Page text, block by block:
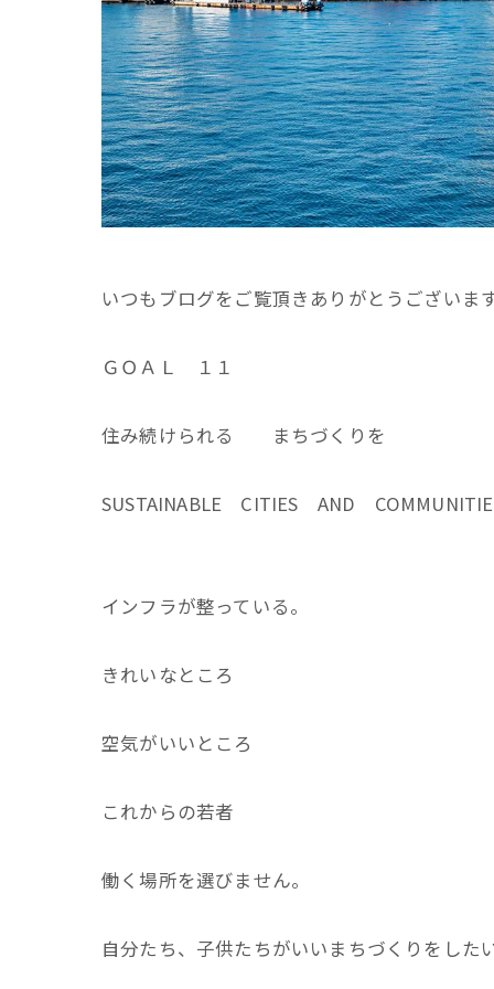
いつもブログをご覧頂きありがとうございま
ＧＯＡＬ １１
住み続けられる まちづくりを
SUSTAINABLE CITIES AND
インフラが整っている。
きれいなところ
空気がいいところ
これからの若者
働く場所を選びません。
自分たち、子供たちがいいまちづくりをした